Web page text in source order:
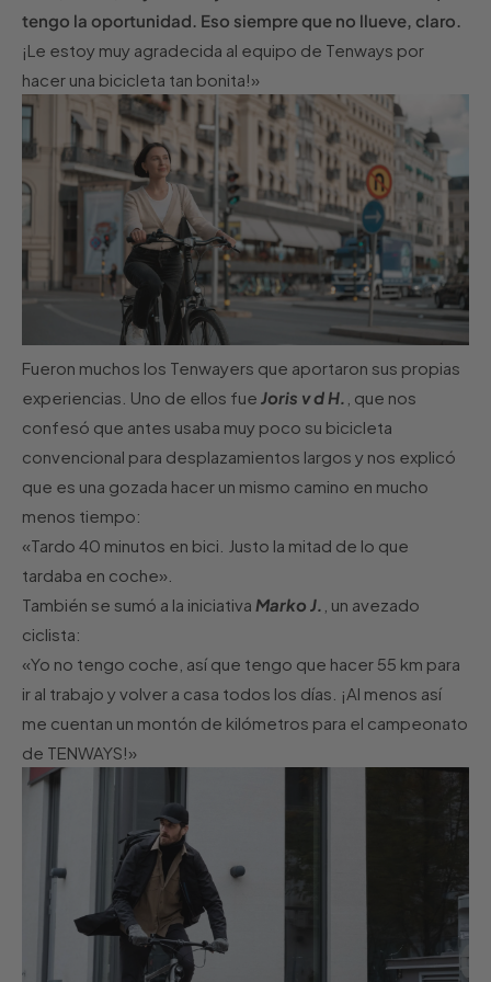
tengo la oportunidad. Eso siempre que no llueve, claro.
¡Le estoy muy agradecida al equipo de Tenways por
hacer una bicicleta tan bonita!»
Fueron muchos los Tenwayers que aportaron sus propias
experiencias. Uno de ellos fue Joris v d H. , que nos
confesó que antes usaba muy poco su bicicleta
convencional para desplazamientos largos y nos explicó
que es una gozada hacer un mismo camino en mucho
menos tiempo:
«Tardo 40 minutos en bici. Justo la mitad de lo que
tardaba en coche».
También se sumó a la iniciativa Marko J. , un avezado
ciclista:
«Yo no tengo coche, así que tengo que hacer 55 km para
ir al trabajo y volver a casa todos los días. ¡Al menos así
me cuentan un montón de kilómetros para el campeonato
de TENWAYS!»